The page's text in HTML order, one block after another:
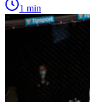
1 min